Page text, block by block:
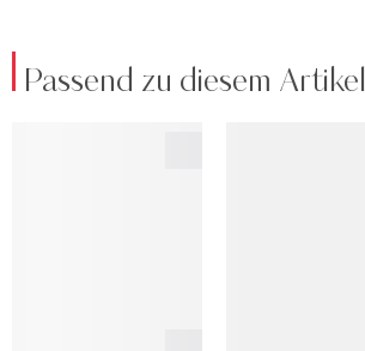
Passend zu diesem Artikel